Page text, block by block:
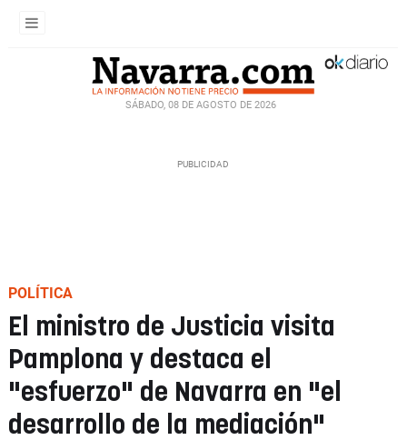
SÁBADO, 08 DE AGOSTO DE 2026
POLÍTICA
El ministro de Justicia visita
Pamplona y destaca el
"esfuerzo" de Navarra en "el
desarrollo de la mediación"